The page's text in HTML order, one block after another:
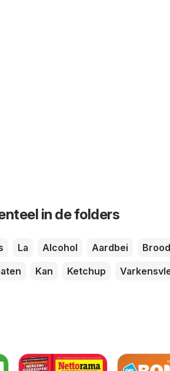
in de folders
La Alcohol Aardbei
Brood
Kan Ketchup